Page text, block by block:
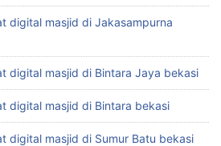
digital masjid di Jakasampurna
digital masjid di Bintara Jaya bekasi
digital masjid di Bintara bekasi
digital masjid di Sumur Batu bekasi